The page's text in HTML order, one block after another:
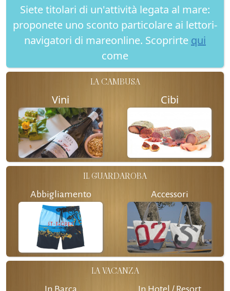
Siete titolari di un'attività legata al mare:
proponete uno sconto particolare ai lettori-
navigatori di mareonline. Scoprirte qui
come
LA CAMBUSA
Vini Cibi
IL GUARDAROBA
Abbigliamento Accessori
LA VACANZA
In Barca In Hotel / Resort